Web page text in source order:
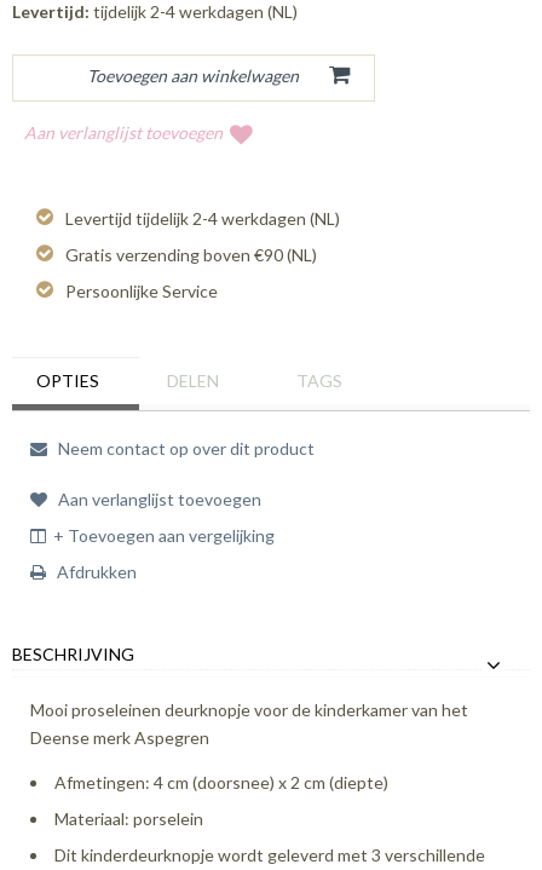
Levertijd: tijdelijk 2-4 werkdagen (NL)
Aan verlanglijst toevoegen
Levertijd tijdelijk 2-4 werkdagen (NL)
Gratis verzending boven €90 (NL)
Persoonlijke Service
OPTIES DELEN TAGS
Neem contact op over dit product
Aan verlanglijst toevoegen
+ Toevoegen aan vergelijking
Afdrukken
BESCHRIJVING
Mooi proseleinen deurknopje voor de kinderkamer van het
Deense merk Aspegren
Afmetingen: 4 cm (doorsnee) x 2 cm (diepte)
Materiaal: porselein
Dit kinderdeurknopje wordt geleverd met 3 verschillende